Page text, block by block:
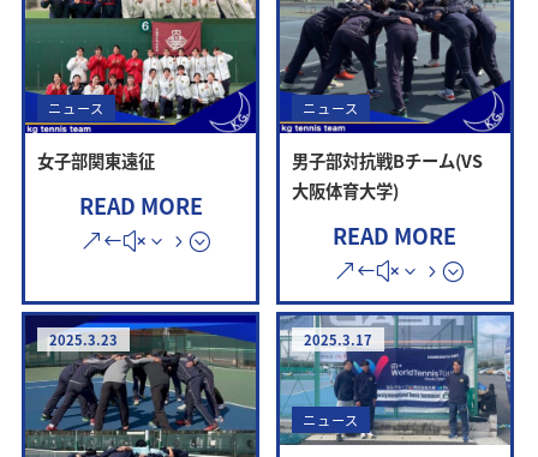
ニュース
女子部関東遠征
READ MORE
ニュース
男子部対抗戦Bチーム(VS
大阪体育大学)
READ MORE
2025.3.23 2025.3.17
ニュース